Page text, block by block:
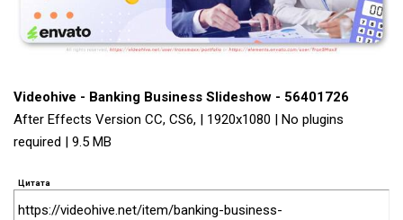
Videohive - Banking Business Slideshow - 56401726
After Effects Version CC, CS6, | 1920x1080 | No plugins
required | 9.5 MB
Цитата
https://videohive.net/item/banking-business-